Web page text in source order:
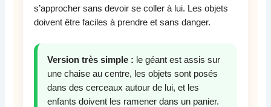
s’approcher sans devoir se coller à lui. Les objets
doivent être faciles à prendre et sans danger.
Version très simple : le géant est assis sur
une chaise au centre, les objets sont posés
dans des cerceaux autour de lui, et les
enfants doivent les ramener dans un panier.